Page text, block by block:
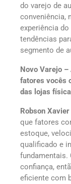
do varejo de
conveniência,
experiência
tendências
segmento de
Novo Varejo
fatores vocês
das lojas
Robson
que fatores
estoque,
qualificado e
fundamentais.
confiança,
eficiente com